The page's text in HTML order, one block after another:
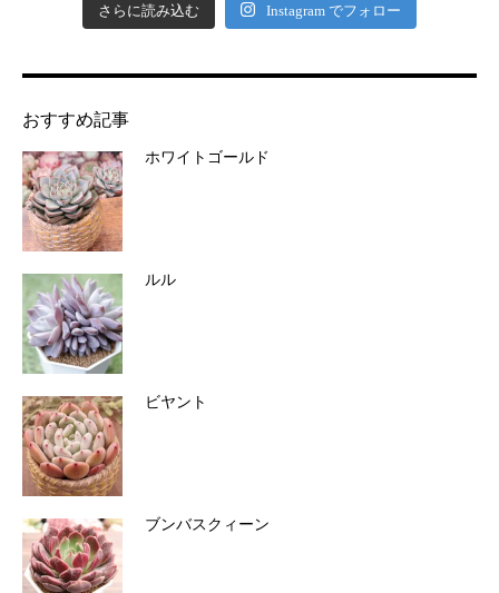
さらに読み込む Instagram でフォロー
おすすめ記事
ホワイトゴールド
ルル
ビヤント
ブンバスクィーン